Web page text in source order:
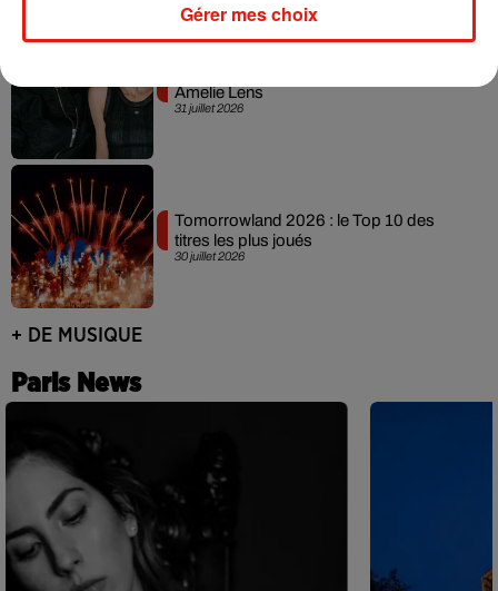
31 juillet 2026
Amelie Lens
30 juillet 2026
Tomorrowland 2026 : le Top 10 des
titres les plus joués
+ DE MUSIQUE
Paris News
Gérer mes choix